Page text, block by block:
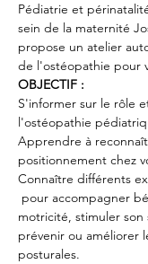
Pédiatrie et
sein de la maternité
propose un atelier
de l'ostéopathie pour
OBJECTIF :
S'informer sur le rôle
l'ostéopathie
Apprendre à
positionnement chez
Connaître différents
pour accompagner
motricité, stimuler
prévenir ou améliorer
posturales.